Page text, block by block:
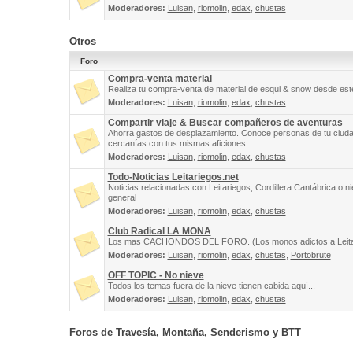
Moderadores: Luisan, riomolin, edax chustas
Otros
Foro
Compra-venta material
Realiza tu compra-venta de material de esqui & snow desde
Moderadores: Luisan, riomolin, edax chustas
Compartir viaje & Buscar compañeros de aventuras
Ahorra gastos de desplazamiento. Conoce personas de tu
cercanías con tus mismas aficiones.
Moderadores: Luisan, riomolin, edax chustas
Todo-Noticias Leitariegos.net
Noticias relacionadas con Leitariegos, Cordillera Cantábrica o
general
Moderadores: Luisan, riomolin, edax chustas
Club Radical LA MONA
Los mas CACHONDOS DEL FORO. (Los monos adictos a
Moderadores: Luisan, riomolin, edax chustas Portobrute
OFF TOPIC - No nieve
Todos los temas fuera de la nieve tienen cabida aquí...
Moderadores: Luisan, riomolin, edax chustas
Foros de Travesía, Montaña, Senderismo y BTT